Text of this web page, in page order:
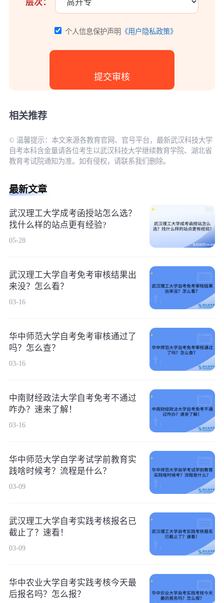
层次：
个人信息保护声明 《用户隐私政策》
相关推荐
© 温馨提示：本文来源各教育官网、官号平台，最新武汉科技大学
自考本科含金量请各位考生以武汉科技大学继续教育学院、湖北省
教育考试院通知为准。如有侵权，请联系我们删除。
最新文章
武汉理工大学成考函授站怎么选？
找什么样的站点更有经验?
05-28
武汉理工大学自考免考审核结果出
来没？怎么看？
03-16
华中师范大学自考免考审核通过了
吗？怎么查？
03-16
中南财经政法大学自考免考不通过
咋办？速来了解！
03-16
华中师范大学自学考试学前教育实
践啥时候考？流程是什么？
03-09
武汉理工大学自考实践考核报名已
截止了？速看！
03-09
华中农业大学自考实践考核今天最
后报名吗？怎么报？